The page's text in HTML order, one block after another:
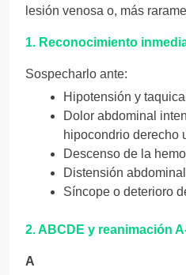
lesión venosa o, más
1. Reconocimiento
Sospecharlo ante:
Hipotensión y
Dolor abdominal
hipocondrio derecho
Descenso de la
Distensión
Síncope o deterioro
2. ABCDE y reanimación
A